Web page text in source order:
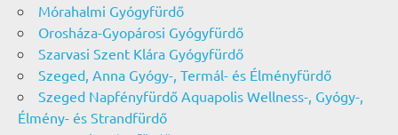
Mórahalmi Gyógyfürdő
Orosháza-Gyopárosi Gyógyfürdő
Szarvasi Szent Klára Gyógyfürdő
Szeged, Anna Gyógy-, Termál- és Élményfürdő
Szeged Napfényfürdő Aquapolis Wellness-, Gyógy-,
Élmény- és Strandfürdő